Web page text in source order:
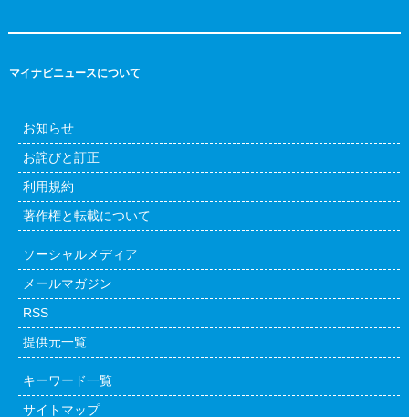
マイナビニュースについて
お知らせ
お詫びと訂正
利用規約
著作権と転載について
ソーシャルメディア
メールマガジン
RSS
提供元一覧
キーワード一覧
サイトマップ